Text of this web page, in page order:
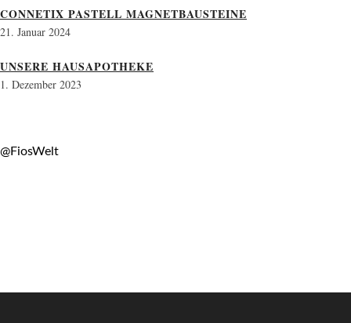
CONNETIX PASTELL MAGNETBAUSTEINE
21. Januar 2024
UNSERE HAUSAPOTHEKE
1. Dezember 2023
@FiosWelt